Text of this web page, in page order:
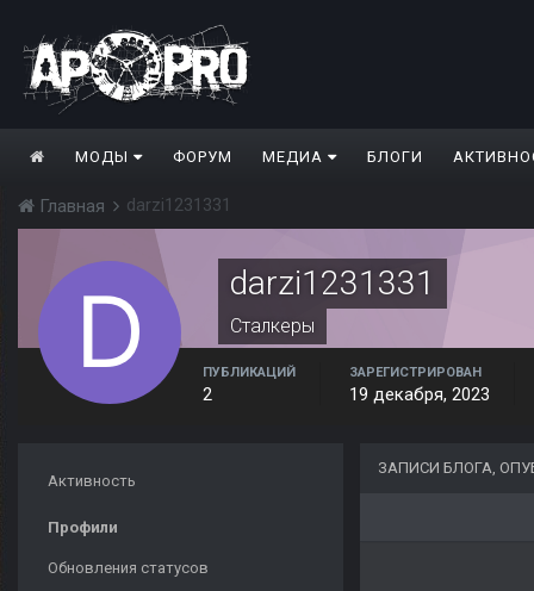
МОДЫ ФОРУМ МЕДИА БЛОГИ
Главная darzi1231331
darzi1231331
Сталкеры
ПУБЛИКАЦИЙ
2
ЗАРЕГИСТРИРОВАН
19 декабря, 2023
Активность
Профили
Обновления статусов
ЗАПИСИ БЛОГА,